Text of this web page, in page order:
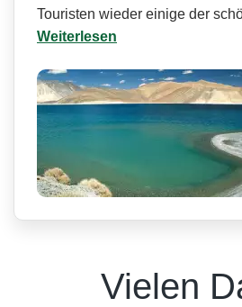
Touristen wieder einige der
Weiterlesen
Vielen